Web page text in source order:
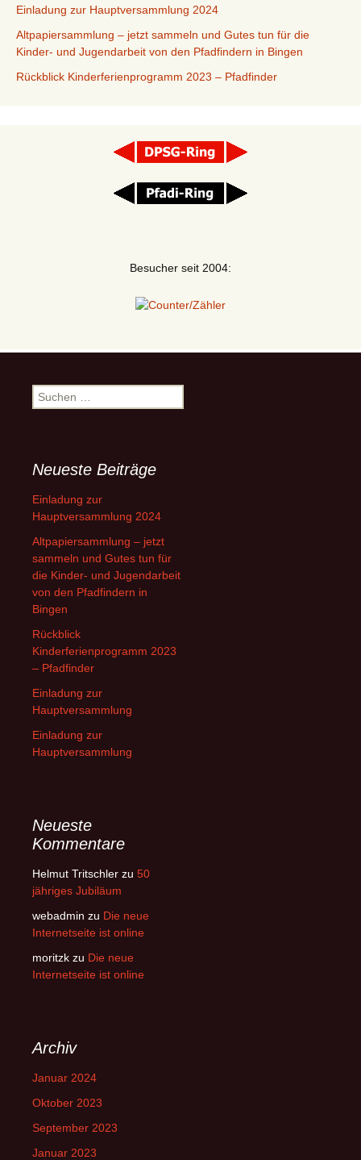
Einladung zur Hauptversammlung 2024
Altpapiersammlung – jetzt sammeln und Gutes tun für die
Kinder- und Jugendarbeit von den Pfadfindern in Bingen
Rückblick Kinderferienprogramm 2023 – Pfadfinder
Besucher seit 2004:
Suchen
nach:
Neueste Beiträge
Einladung zur
Hauptversammlung 2024
Altpapiersammlung – jetzt
sammeln und Gutes tun für
die Kinder- und Jugendarbeit
von den Pfadfindern in
Bingen
Rückblick
Kinderferienprogramm 2023
– Pfadfinder
Einladung zur
Hauptversammlung
Einladung zur
Hauptversammlung
Neueste
Kommentare
Helmut Tritschler zu 50
jähriges Jubiläum
webadmin zu Die neue
Internetseite ist online
moritzk zu Die neue
Internetseite ist online
Archiv
Januar 2024
Oktober 2023
September 2023
Januar 2023